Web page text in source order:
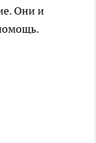
Они и